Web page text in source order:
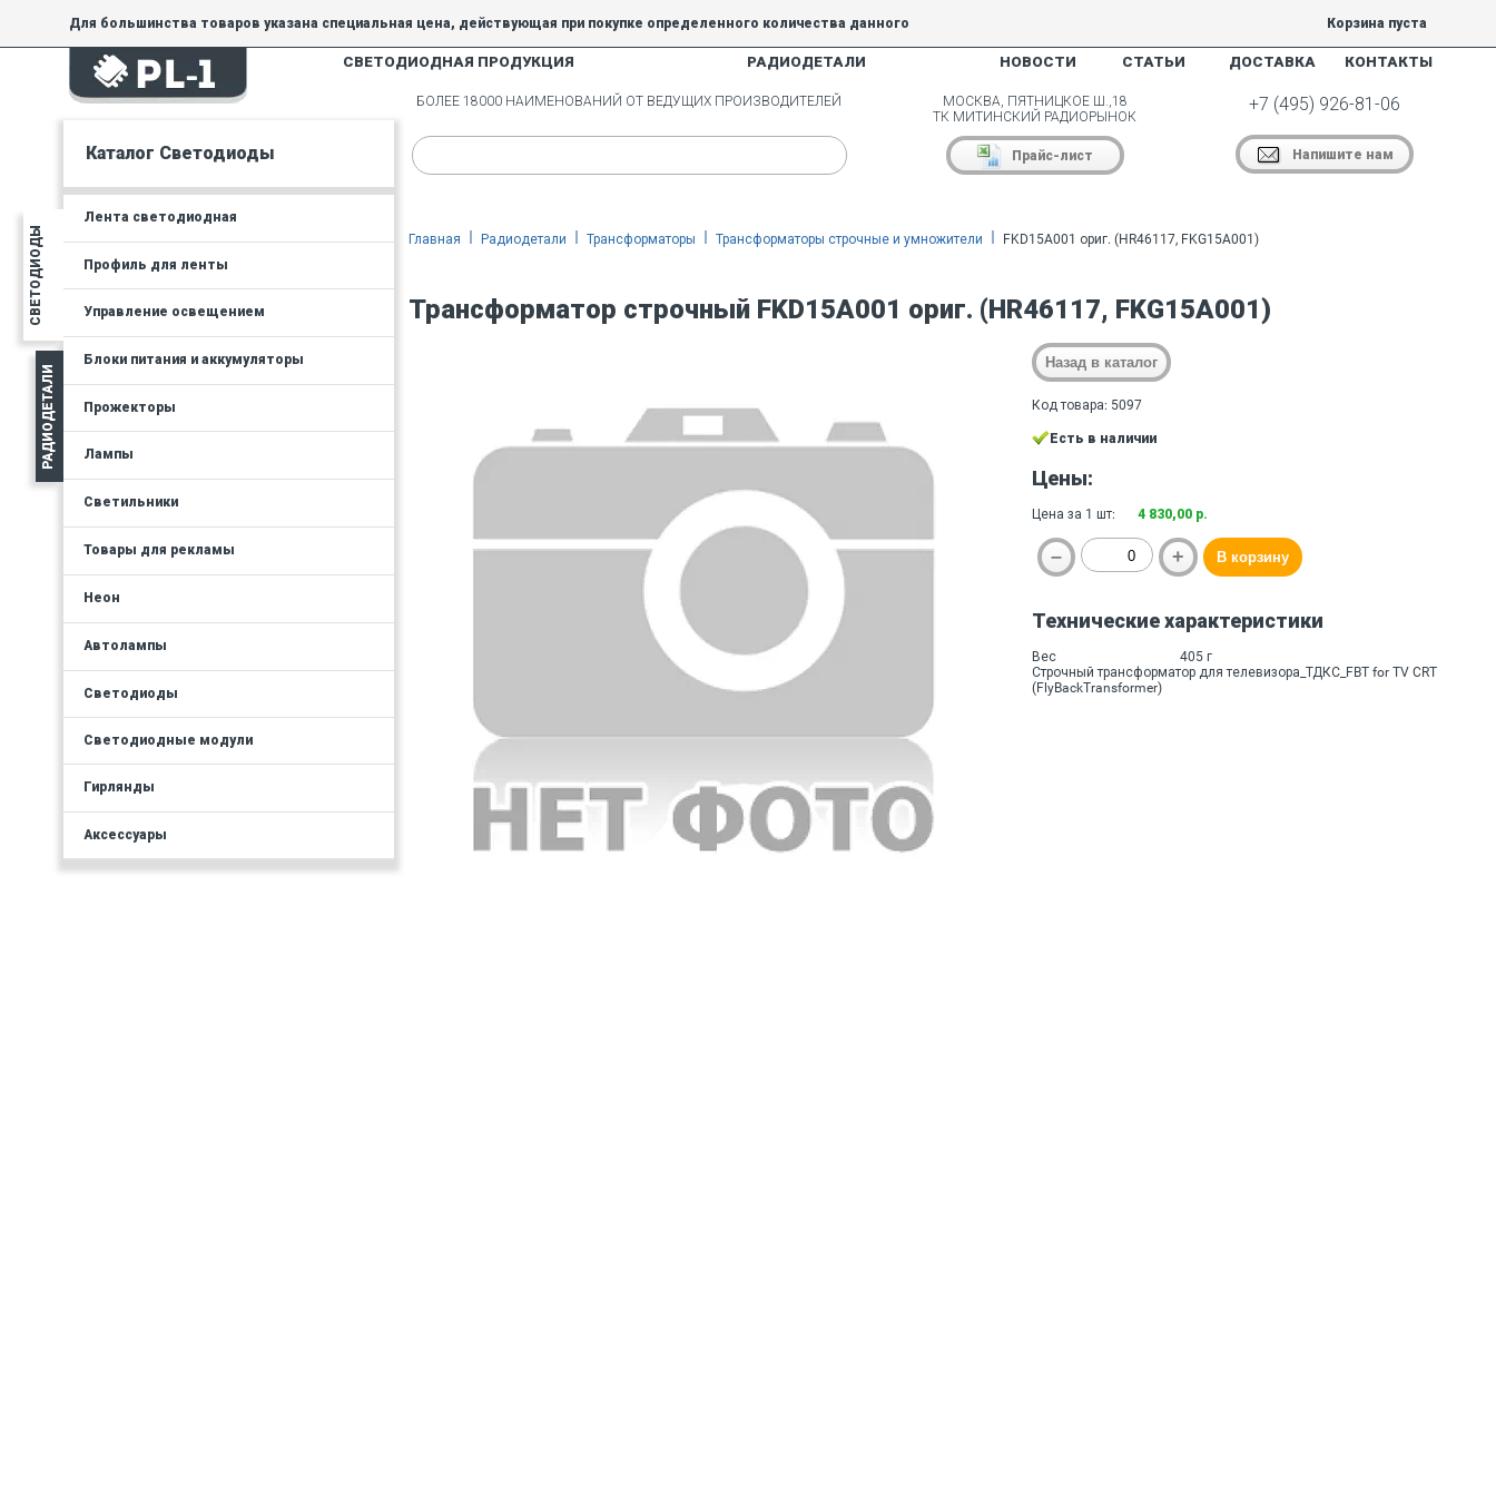
Для большинства товаров указана специальная цена, действующая при покупке определенного количества данного
товара.
На товары, купленные по специальной цене, общие скидки 5% и 10% не действуют.
Корзина пуста
СВЕТОДИОДНАЯ ПРОДУКЦИЯ РАДИОДЕТАЛИ НОВОСТИ СТАТЬИ ДОСТАВКА КОНТАКТЫ
СВЕТОДИОДЫ
РАДИОДЕТАЛИ
Каталог Светодиоды
Лента светодиодная
Профиль для ленты
Управление освещением
Блоки питания и аккумуляторы
Прожекторы
Лампы
Светильники
Товары для рекламы
Неон
Автолампы
Светодиоды
Светодиодные модули
Гирлянды
Аксессуары
БОЛЕЕ 18000 НАИМЕНОВАНИЙ ОТ ВЕДУЩИХ ПРОИЗВОДИТЕЛЕЙ
МОСКВА, ПЯТНИЦКОЕ Ш.,18
ТК МИТИНСКИЙ РАДИОРЫНОК
Прайс-лист
+7 (495) 926-81-06
Напишите нам
Главная Радиодетали Трансформаторы Трансформаторы строчные и умножители FKD15A001 ориг. (HR46117, FKG15A001)
Трансформатор строчный FKD15A001 ориг. (HR46117, FKG15A001)
Код товара: 5097
Есть в наличии
Цены:
Цена за 1 шт: 4 830,00 р.
Технические характеристики
Вес
405 г
Строчный трансформатор для телевизора_ТДКС_FBT for TV CRT
(FlyBackTransformer)